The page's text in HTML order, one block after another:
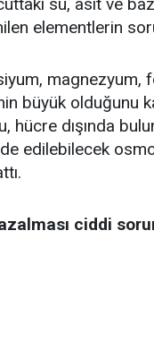
elementlerin
büyük olduğunu
dışında
edilebilecek
ciddi